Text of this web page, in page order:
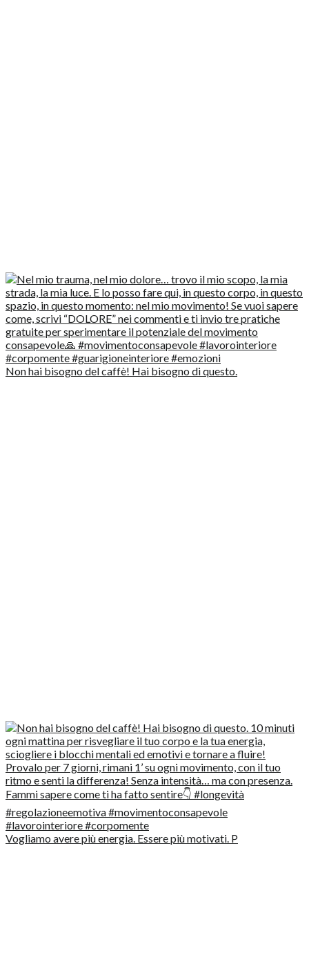
Non hai bisogno del caffè! Hai bisogno di questo.
Vogliamo avere più energia. Essere più motivati. P